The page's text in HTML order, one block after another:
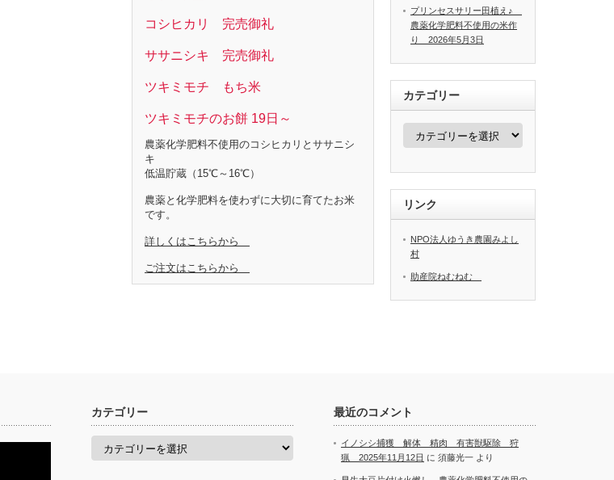
コシヒカリ 完売御礼
ササニシキ 完売御礼
ツキミモチ もち米
ツキミモチのお餅 19日～
農薬化学肥料不使用のコシヒカリとササニシ
キ
低温貯蔵（15℃～16℃）
農薬と化学肥料を使わずに大切に育てたお米
です。
詳しくはこちらから
ご注文はこちらから
プリンセスサリー田植え♪
農薬化学肥料不使用の米作
り 2026年5月3日
カテゴリー
カ
ー
リンク
NPO法人ゆうき農園みよし
村
助産院ねむねむ
カテゴリー
カ
最近のコメント
イノシシ捕獲 解体 精肉 有害獣駆除 狩
猟 2025年11月12日 に 須藤光一 より